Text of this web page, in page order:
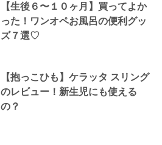
【生後６〜１０ヶ月】買ってよか
った！ワンオペお風呂の便利グッ
ズ７選♡
【抱っこひも】ケラッタ スリング
のレビュー！新生児にも使える
の？